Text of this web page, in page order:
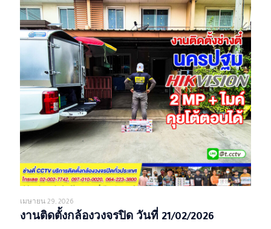
เมษายน 29, 2026
งานติดตั้งกล้องวงจรปิด วันที่ 21/02/2026